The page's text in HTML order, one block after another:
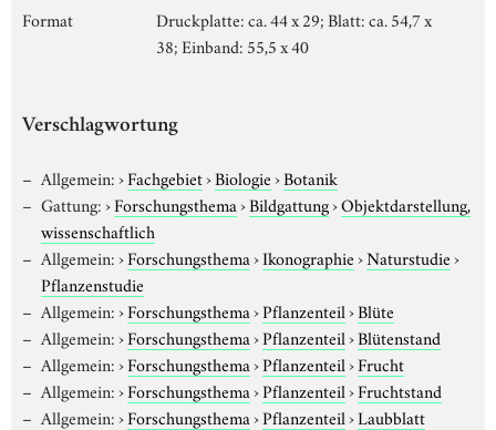
Format
Druckplatte: ca. 44 x 29; Blatt: ca. 54,7 x
38; Einband: 55,5 x 40
Verschlagwortung
Allgemein:›Fachgebiet›Biologie›Botanik
Gattung:›Forschungsthema›Bildgattung›Objektdarstellung,
wissenschaftlich
Allgemein:›Forschungsthema›Ikonographie›Naturstudie›
Pflanzenstudie
Allgemein:›Forschungsthema›Pflanzenteil›Blüte
Allgemein:›Forschungsthema›Pflanzenteil›Blütenstand
Allgemein:›Forschungsthema›Pflanzenteil›Frucht
Allgemein:›Forschungsthema›Pflanzenteil›Fruchtstand
Allgemein:›Forschungsthema›Pflanzenteil›Laubblatt